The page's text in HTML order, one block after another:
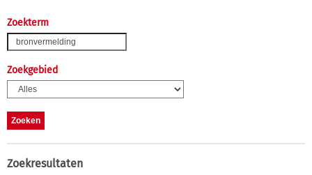
Zoekterm
Zoekgebied
Zoekresultaten